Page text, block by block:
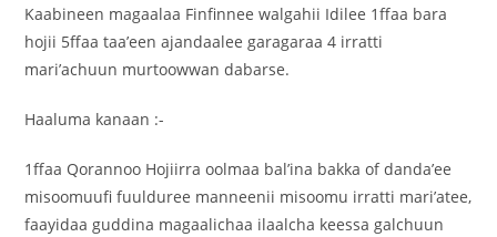
Kaabineen magaalaa Finfinnee walgahii Idilee 1ffaa bara
hojii 5ffaa taa’een ajandaalee garagaraa 4 irratti
mari’achuun murtoowwan dabarse.
Haaluma kanaan :-
1ffaa Qorannoo Hojiirra oolmaa bal’ina bakka of danda’ee
misoomuufi fuulduree manneenii misoomu irratti mari’atee,
faayidaa guddina magaalichaa ilaalcha keessa galchuun